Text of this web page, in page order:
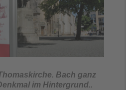
Bach ganz
im Hintergrund..